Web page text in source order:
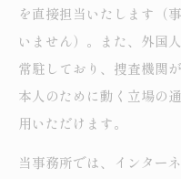
を直接担当いたします（
いません）。また、外国
常駐しており、捜査機関
本人のために動く立場の
用いただけます。
当事務所では、インター